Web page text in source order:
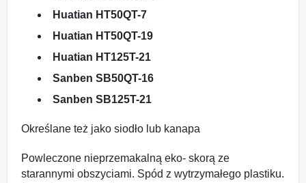
Huatian HT50QT-7
Huatian HT50QT-19
Huatian HT125T-21
Sanben SB50QT-16
Sanben SB125T-21
Określane też jako siodło lub kanapa
Powleczone nieprzemakalną eko- skorą ze
starannymi obszyciami. Spód z wytrzymałego plastiku.